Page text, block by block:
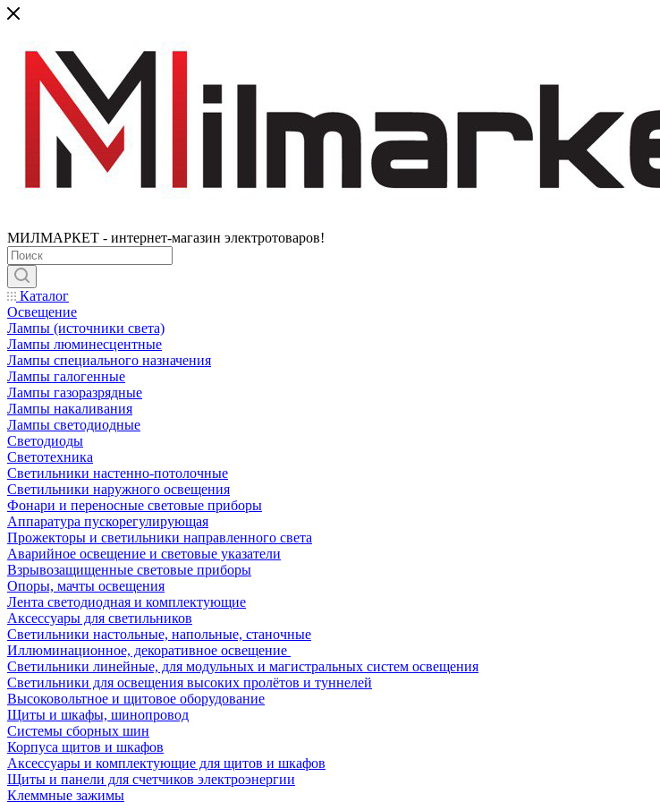
МИЛМАРКЕТ - интернет-магазин электротоваров!
Каталог
Освещение
Лампы (источники света)
Лампы люминесцентные
Лампы специального назначения
Лампы галогенные
Лампы газоразрядные
Лампы накаливания
Лампы светодиодные
Светодиоды
Светотехника
Светильники настенно-потолочные
Светильники наружного освещения
Фонари и переносные световые приборы
Аппаратура пускорегулирующая
Прожекторы и светильники направленного света
Аварийное освещение и световые указатели
Взрывозащищенные световые приборы
Опоры, мачты освещения
Лента светодиодная и комплектующие
Аксессуары для светильников
Светильники настольные, напольные, станочные
Иллюминационное, декоративное освещение
Светильники линейные, для модульных и магистральных систем освещения
Светильники для освещения высоких пролётов и туннелей
Высоковольтное и щитовое оборудование
Щиты и шкафы, шинопровод
Системы сборных шин
Корпуса щитов и шкафов
Аксессуары и комплектующие для щитов и шкафов
Щиты и панели для счетчиков электроэнергии
Клеммные зажимы